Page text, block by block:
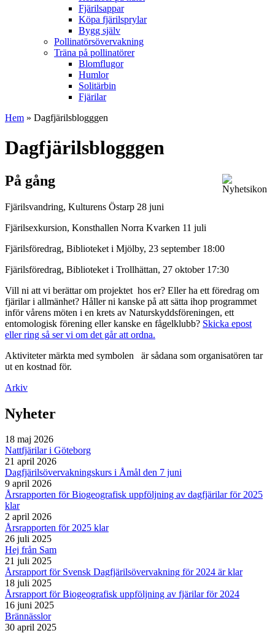
Fjärilsappar
Köpa fjärilsprylar
Bygg själv
Pollinatörsövervakning
Träna på pollinatörer
Blomflugor
Humlor
Solitärbin
Fjärilar
Hem » Dagfjärilsblogggen
Dagfjärilsblogggen
På gång
Fjärilsvandring, Kulturens Östarp 28 juni
Fjärilsexkursion, Konsthallen Norra Kvarken 11 juli
Fjärilsföredrag, Biblioteket i Mjölby, 23 september 18:00
Fjärilsföredrag, Biblioteket i Trollhättan, 27 oktober 17:30
Vill ni att vi berättar om projektet hos er? Eller ha ett föredrag om
fjärilar i allmänhet? Håller ni kanske på att sätta ihop programmet
inför vårens möten i en krets av Naturskyddsföreningen, ett
entomologisk förening eller kanske en fågelklubb? Skicka epost
eller ring så ser vi om det går att ordna.
Aktiviteter märkta med symbolen
är sådana som organisatören tar
ut en kostnad för.
Arkiv
Nyheter
18 maj 2026
Nattfjärilar i Göteborg
21 april 2026
Dagfjärilsövervakningskurs i Åmål den 7 juni
9 april 2026
Årsrapporten för Biogeografisk uppföljning av dagfjärilar för 2025
klar
2 april 2026
Årsrapporten för 2025 klar
26 juli 2025
Hej från Sam
21 juli 2025
Årsrapport för Svensk Dagfjärilsövervakning för 2024 är klar
18 juli 2025
Årsrapport för Biogeografisk uppföljning av fjärilar för 2024
16 juni 2025
Brännässlor
30 april 2025